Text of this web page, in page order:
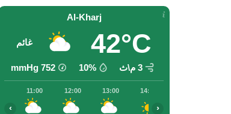
Al-Kharj
42°C غائم
3 م\ث 10%
752
mmHg
11:00 12:00 13:00 14:00
‹ ›